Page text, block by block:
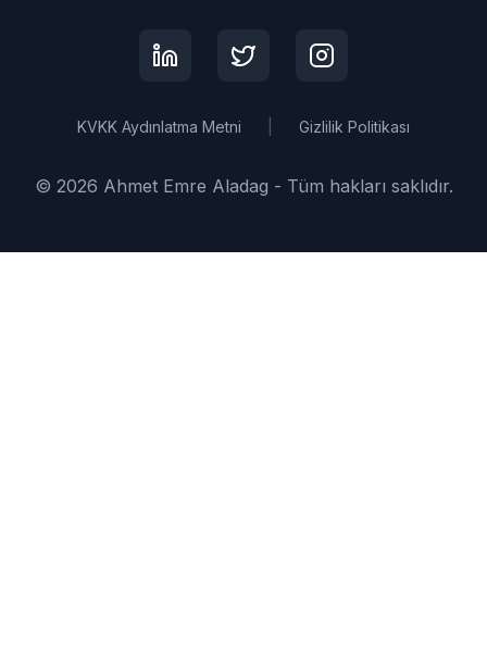
KVKK Aydınlatma Metni Gizlilik Politikası
© 2026 Ahmet Emre Aladag - Tüm hakları saklıdır.